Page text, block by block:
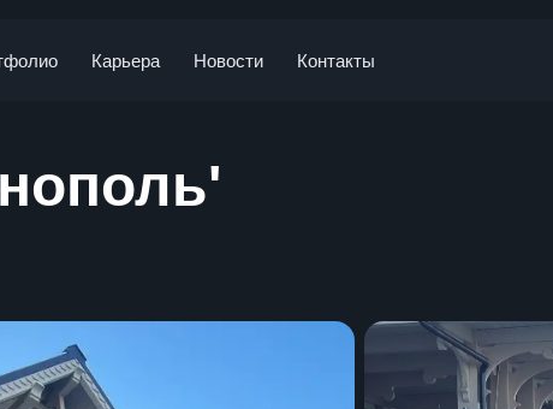
Карьера Новости Контакты